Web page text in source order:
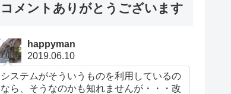
Amazon.co.jpで買う
コメントありがとうございます
happyman
2019.06.10
システムがそういうものを利用しているの
なら、そうなのかも知れませんが・・・改